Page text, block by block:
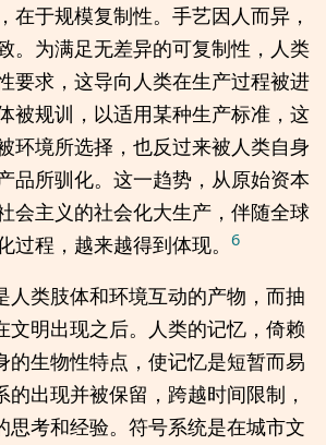
在于规模复制性。手艺因人而异，
。为满足无差异的可复制性，人类
要求，这导向人类在生产过程被进
被规训，以适用某种生产标准，这
环境所选择，也反过来被人类自身
品所驯化。这一趋势，从原始资本
会主义的社会化大生产，伴随全球
过程，越来越得到体现。 6
人类肢体和环境互动的产物，而抽
文明出现之后。人类的记忆，倚赖
的生物性特点，使记忆是短暂而易
的出现并被保留，跨越时间限制，
思考和经验。符号系统是在城市文